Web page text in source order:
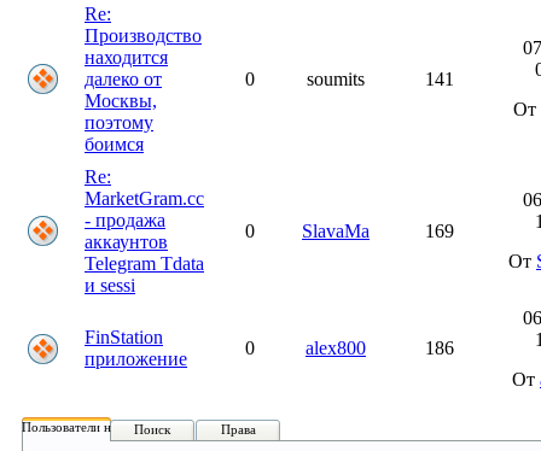
Re:
Производство
находится
далеко от
Москвы,
поэтому
боимся
0 soumits 141
От
Re:
MarketGram.cc
- продажа
аккаунтов
Telegram Tdata
и sessi
0 SlavaMa 169
От
FinStation
приложение
0 alex800 186
От
Пользователи на форуме:
Поиск Права